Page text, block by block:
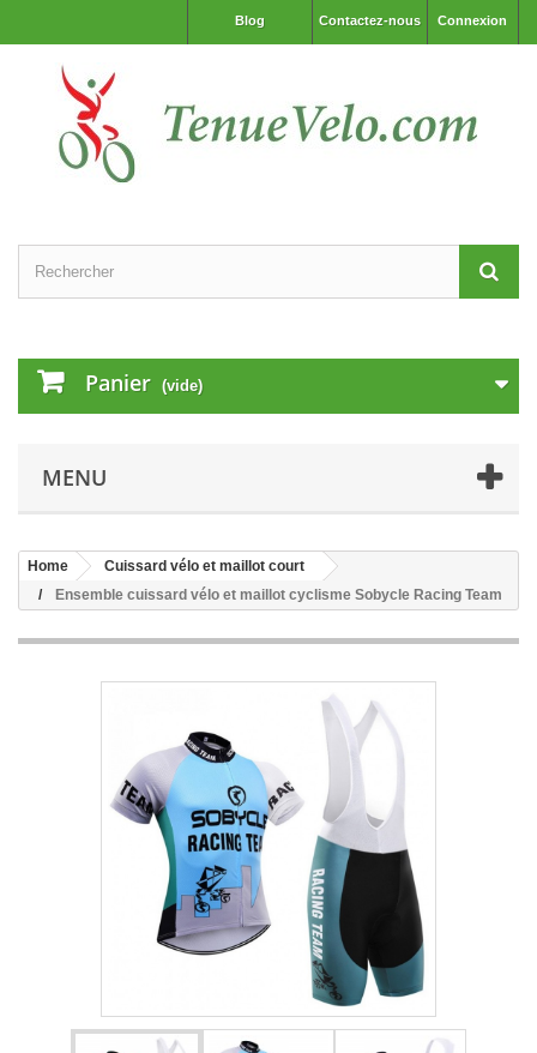
Connexion
Contactez-nous
Blog
Panier (vide)
MENU
Home
Cuissard vélo et maillot court
Ensemble cuissard vélo et maillot cyclisme Sobycle Racing Team